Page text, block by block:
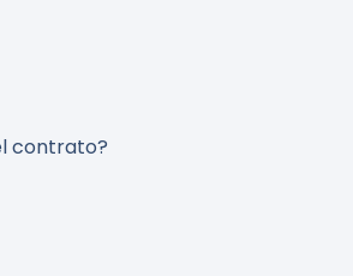
contrato?